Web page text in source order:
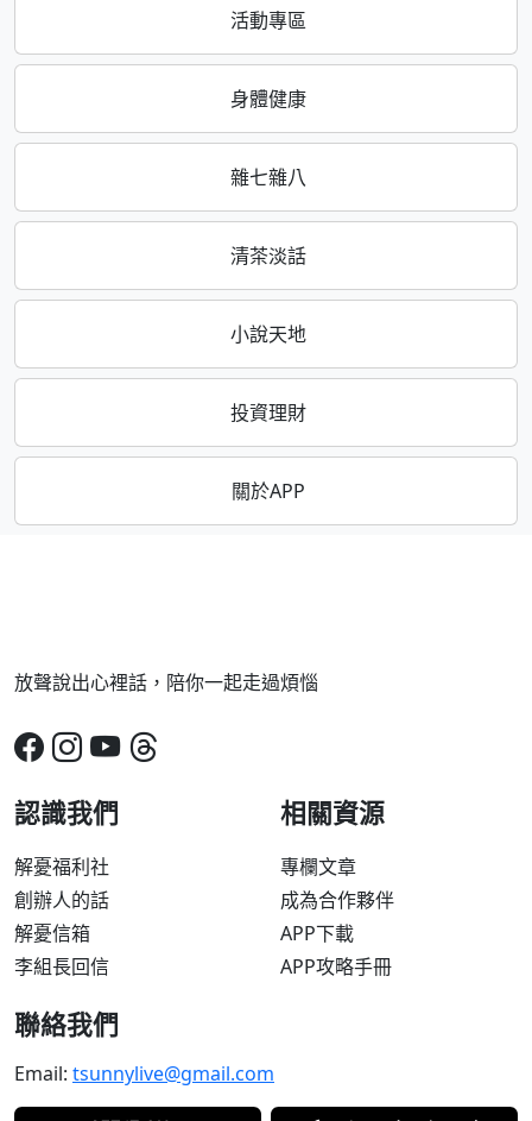
活動專區
身體健康
雜七雜八
清茶淡話
小說天地
投資理財
關於APP
放聲說出心裡話，陪你一起走過煩惱
認識我們
解憂福利社
創辦人的話
解憂信箱
李組長回信
相關資源
專欄文章
成為合作夥伴
APP下載
APP攻略手冊
聯絡我們
Email: tsunnylive@gmail.com